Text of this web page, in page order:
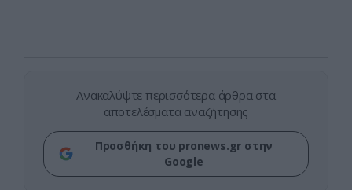
Ανακαλύψτε περισσότερα άρθρα στα
αποτελέσματα αναζήτησης
Προσθήκη του pronews.gr στην
Google